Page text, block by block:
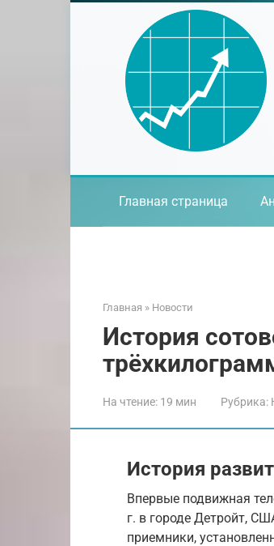
Главная страница
Главная » Новости
История
На чтение: 19 мин Рубрика:
История
Впервые подвижная
г. в городе Детройт,
приемники,